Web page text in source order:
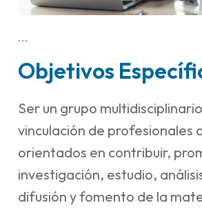
...
Objetivos
Ser un grupo
vinculación de profesionales
orientados en contribuir,
investigación, estudio,
difusión y fomento de la